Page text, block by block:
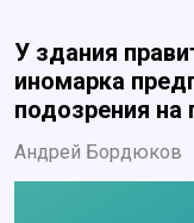
У здания
иномарка
подозрения на
Андрей Бордюков